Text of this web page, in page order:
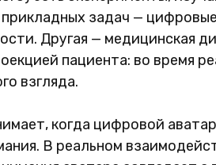
задач —
Другая — медицинская
пациента: во время
взгляда.
когда цифровой
В реальном